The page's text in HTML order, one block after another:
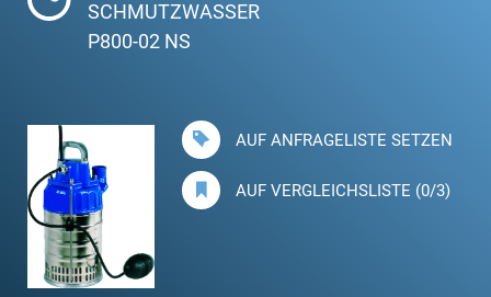
SCHMUTZWASSER
P800-02 NS
AUF ANFRAGELISTE SETZEN
AUF VERGLEICHSLISTE (0/3)